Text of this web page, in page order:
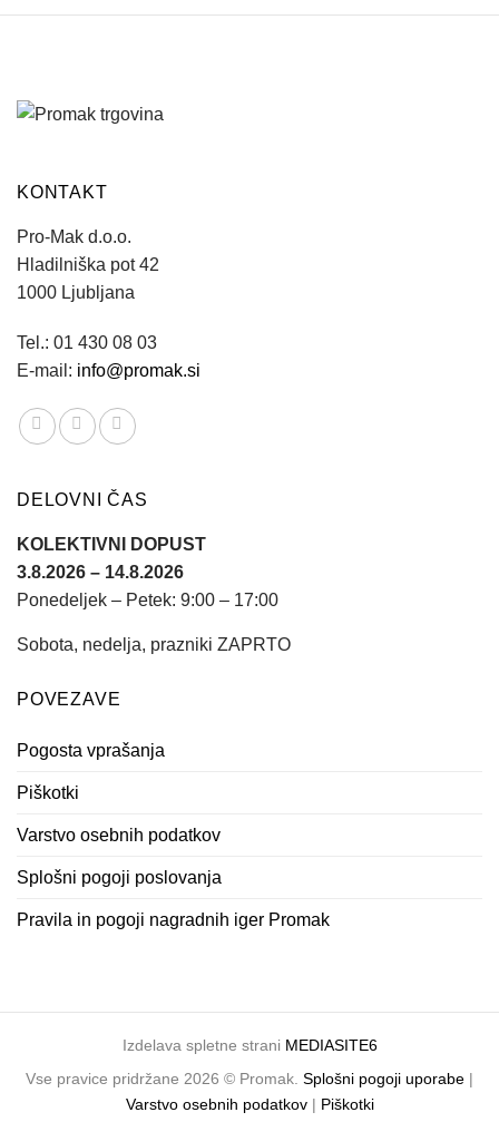
KONTAKT
Pro-Mak d.o.o.
Hladilniška pot 42
1000 Ljubljana
Tel.: 01 430 08 03
E-mail: info@promak.si
DELOVNI ČAS
KOLEKTIVNI DOPUST
3.8.2026 – 14.8.2026
Ponedeljek – Petek: 9:00 – 17:00
Sobota, nedelja, prazniki ZAPRTO
POVEZAVE
Pogosta vprašanja
Piškotki
Varstvo osebnih podatkov
Splošni pogoji poslovanja
Pravila in pogoji nagradnih iger Promak
Izdelava spletne strani MEDIASITE6
Vse pravice pridržane 2026 © Promak. Splošni pogoji uporabe |
Varstvo osebnih podatkov| Piškotki